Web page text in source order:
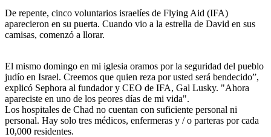
De repente, cinco voluntarios israelíes de Flying Aid (IFA)
aparecieron en su puerta. Cuando vio a la estrella de David en sus
camisas, comenzó a llorar.
El mismo domingo en mi iglesia oramos por la seguridad del pueblo
judío en Israel. Creemos que quien reza por usted será bendecido”,
explicó Sephora al fundador y CEO de IFA, Gal Lusky. "Ahora
apareciste en uno de los peores días de mi vida".
Los hospitales de Chad no cuentan con suficiente personal ni
personal. Hay solo tres médicos, enfermeras y / o parteras por cada
10,000 residentes.